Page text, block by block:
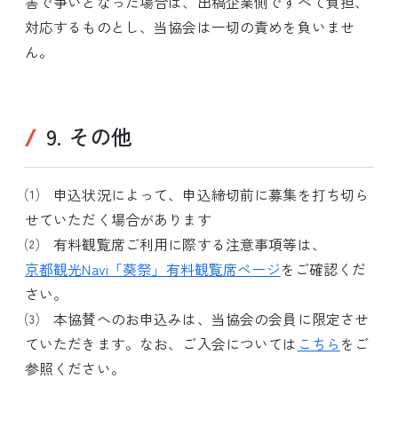
対応するものとし、当協会は一切の責めを負いませ
ん。
9. その他
⑴ 申込状況によって、申込締切前に募集を打ち切ら
せていただく場合があります
⑵ 有料観覧席ご利用に際する注意事項等は、
京都観光Navi「葵祭」有料観覧席ページをご確認くだ
さい。
⑶ 本協賛へのお申込みは、当協会の会員に限定させ
ていただきます。なお、ご入会については こちら をご
参照ください。